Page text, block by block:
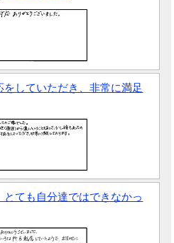
していただき、非常に満足
とても自分達ではできなかっ